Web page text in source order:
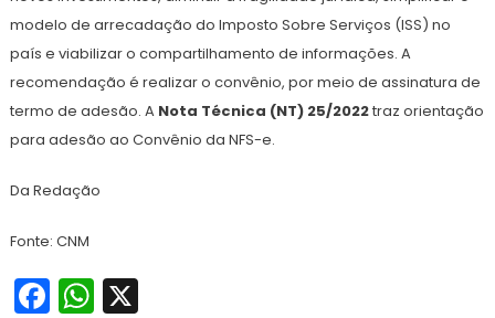
modelo de arrecadação do Imposto Sobre Serviços (ISS) no
país e viabilizar o compartilhamento de informações. A
recomendação é realizar o convênio, por meio de assinatura de
termo de adesão. A Nota Técnica (NT) 25/2022traz orientação
para adesão ao Convênio da NFS-e.
Da Redação
Fonte: CNM
Facebook
WhatsApp
X